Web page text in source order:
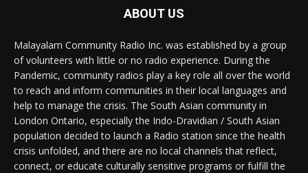
ABOUT US
Malayalam Community Radio Inc. was established by a group
of volunteers with little or no radio experience. During the
Pandemic, community radios play a key role all over the world
to reach and inform communities in their local languages and
help to manage the crisis. The South Asian community in
London Ontario, especially the Indo-Dravidian / South Asian
population decided to launch a Radio station since the health
crisis unfolded, and there are no local channels that reflect,
connect, or educate culturally sensitive programs or fulfill the